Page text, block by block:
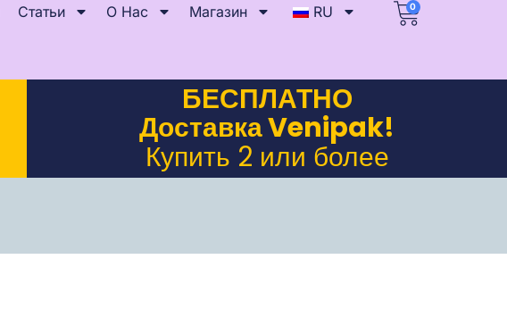
Статьи О Нас Магазин RU 0
БЕСПЛАТНО
Доставка Venipak!
Купить 2 или более